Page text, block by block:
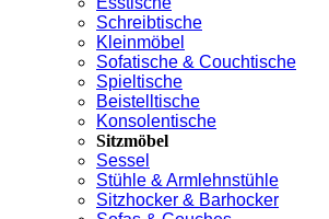
Schreibtische
Kleinmöbel
Sofatische & Couchtische
Spieltische
Beistelltische
Konsolentische
Sitzmöbel
Sessel
Stühle & Armlehnstühle
Sitzhocker & Barhocker